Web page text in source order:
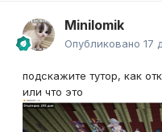
Minilomik
Опубликовано 17
подскажите тутор, как
или что это